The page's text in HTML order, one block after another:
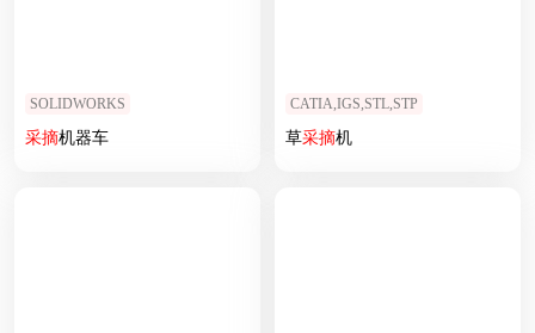
SOLIDWORKS
采摘机器车
CATIA,IGS,STL,STP
草采摘机